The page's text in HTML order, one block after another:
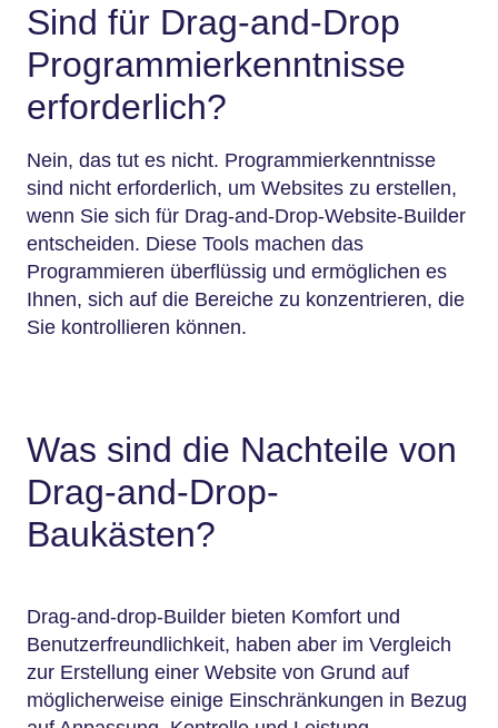
Sind für Drag-and-Drop
Programmierkenntnisse
erforderlich?
Nein, das tut es nicht. Programmierkenntnisse
sind nicht erforderlich, um Websites zu erstellen,
wenn Sie sich für Drag-and-Drop-Website-Builder
entscheiden. Diese Tools machen das
Programmieren überflüssig und ermöglichen es
Ihnen, sich auf die Bereiche zu konzentrieren, die
Sie kontrollieren können.
Was sind die Nachteile von
Drag-and-Drop-
Baukästen?
Drag-and-drop-Builder bieten Komfort und
Benutzerfreundlichkeit, haben aber im Vergleich
zur Erstellung einer Website von Grund auf
möglicherweise einige Einschränkungen in Bezug